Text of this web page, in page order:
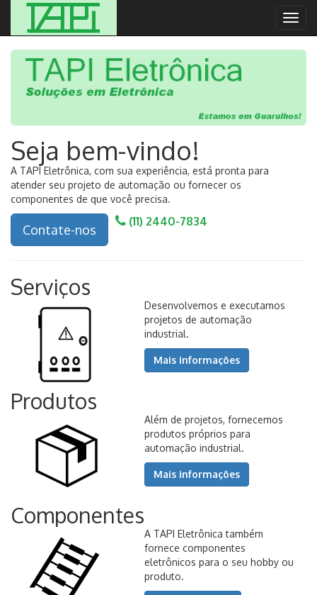
Seja bem-vindo!
A TAPI Eletrônica, com sua experiência, está pronta para
atender seu projeto de automação ou fornecer os
componentes de que você precisa.
Contate-nos
(11) 2440-7834
Serviços
Desenvolvemos e executamos
projetos de automação
industrial.
Mais informações
Produtos
Além de projetos, fornecemos
produtos próprios para
automação industrial.
Mais informações
Componentes
A TAPI Eletrônica também
fornece componentes
eletrônicos para o seu hobby ou
produto.